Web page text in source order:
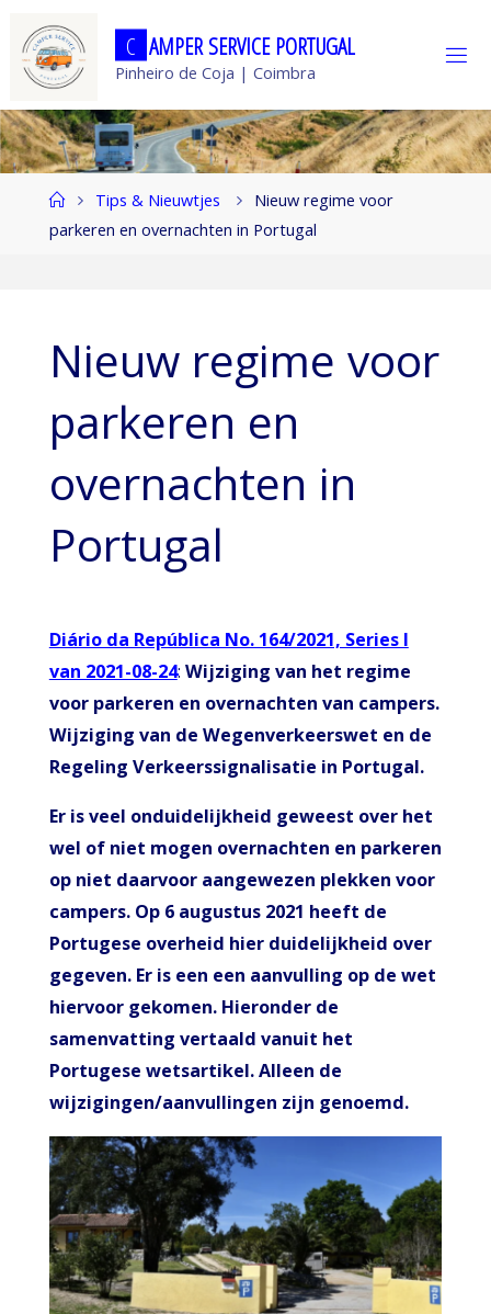
naar
inhoud
C AMPERSERVICEPORTUGAL
Pinheiro de Coja | Coimbra
HomeTips & Nieuwtjes
Nieuw regime voor
parkeren en overnachten in Portugal
Nieuw regime voor
parkeren en
overnachten in
Portugal
Diário da República No. 164/2021, Series I
van 2021-08-24: Wijziging van het regime
voor parkeren en overnachten van campers.
Wijziging van de Wegenverkeerswet en de
Regeling Verkeerssignalisatie in Portugal.
Er is veel onduidelijkheid geweest over het
wel of niet mogen overnachten en parkeren
op niet daarvoor aangewezen plekken voor
campers. Op 6 augustus 2021 heeft de
Portugese overheid hier duidelijkheid over
gegeven. Er is een een aanvulling op de wet
hiervoor gekomen. Hieronder de
samenvatting vertaald vanuit het
Portugese wetsartikel. Alleen de
wijzigingen/aanvullingen zijn genoemd.